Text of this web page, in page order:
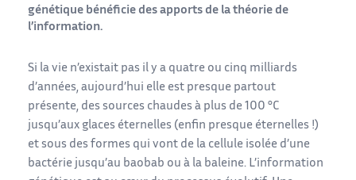
génétique bénéficie des apports de la théorie de
l’information.
Si la vie n’existait pas il y a quatre ou cinq milliards
d’années, aujourd’hui elle est presque partout
présente, des sources chaudes à plus de 100 °C
jusqu’aux glaces éternelles (enfin presque éternelles !)
et sous des formes qui vont de la cellule isolée d’une
bactérie jusqu’au baobab ou à la baleine. L’information